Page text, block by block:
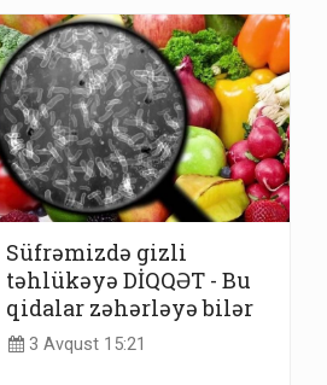
Süfrəmizdə gizli
təhlükəyə DİQQƏT - Bu
qidalar zəhərləyə bilər
3 Avqust 15:21